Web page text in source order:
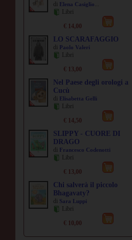
di Elena Casiglio...
Libri
€ 14,00
LO SCARAFAGGIO
di Paolo Valeri
Libri
€ 13,00
Nel Paese degli orologi a
Cucù
di Elisabetta Gelli
Libri
€ 14,50
SLIPPY - CUORE DI
DRAGO
di Francesco Codenotti
Libri
€ 13,00
Chi salverà il piccolo
Bhagavaty?
di Sara Luppi
Libri
€ 10,00